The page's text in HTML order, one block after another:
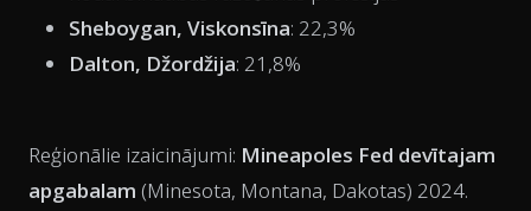
Sheboygan, Viskonsīna: 22,3%
Dalton, Džordžija: 21,8%
Reģionālie izaicinājumi: Mineapoles Fed devītajam
apgabalam (Minesota, Montana, Dakotas) 2024.